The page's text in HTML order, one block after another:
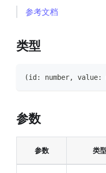
参考文档
类型
(id : number, value:
参数
参数 类型